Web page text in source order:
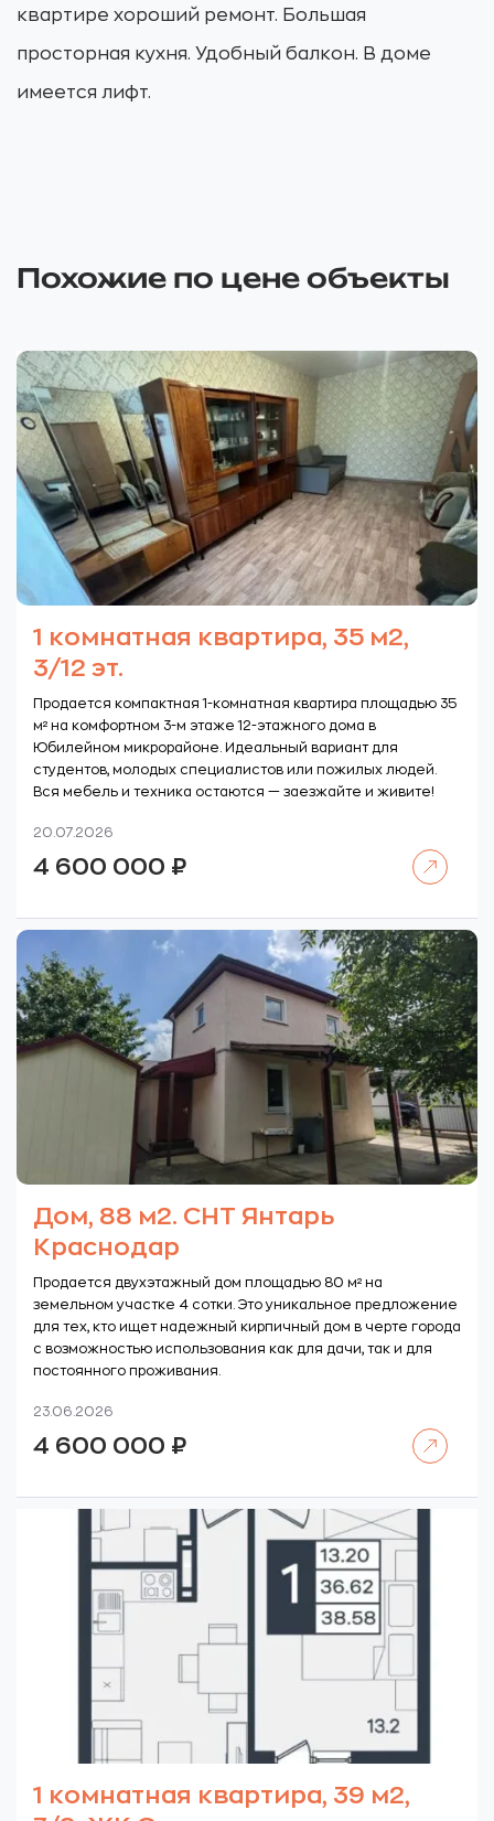
квартире хороший ремонт. Большая
просторная кухня. Удобный балкон. В доме
имеется лифт.
Похожие по цене объекты
1 комнатная квартира, 35 м2,
3/12 эт.
Продается компактная 1-комнатная квартира площадью 35
м² на комфортном 3-м этаже 12-этажного дома в
Юбилейном микрорайоне. Идеальный вариант для
студентов, молодых специалистов или пожилых людей.
Вся мебель и техника остаются — заезжайте и живите!
20.07.2026
4 600 000 ₽
Дом, 88 м2. СНТ Янтарь
Краснодар
Продается двухэтажный дом площадью 80 м² на
земельном участке 4 сотки. Это уникальное предложение
для тех, кто ищет надежный кирпичный дом в черте города
с возможностью использования как для дачи, так и для
постоянного проживания.
23.06.2026
4 600 000 ₽
1 комнатная квартира, 39 м2,